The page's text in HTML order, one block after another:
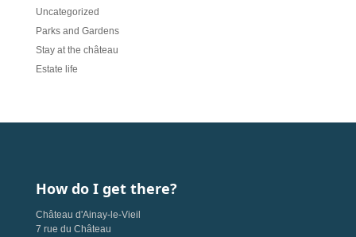
Uncategorized
Parks and Gardens
Stay at the château
Estate life
How do I get there?
Château d'Ainay-le-Vieil
7 rue du Château